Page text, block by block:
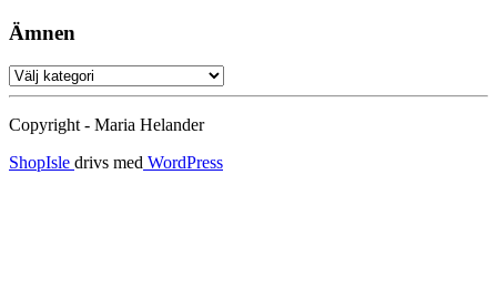
Ämnen
Ämnen
Copyright - Maria Helander
ShopIsle drivs med WordPress